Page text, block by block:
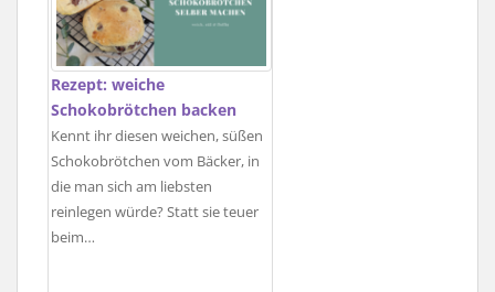
Rezept: weiche
Schokobrötchen backen
Kennt ihr diesen weichen, süßen
Schokobrötchen vom Bäcker, in
die man sich am liebsten
reinlegen würde? Statt sie teuer
beim…